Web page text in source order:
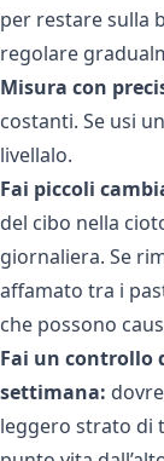
per restare sulla
regolare
Misura con
costanti. Se usi
livellalo.
Fai piccoli
del cibo nella
giornaliera. Se
affamato tra i
che possono
Fai un controllo
settimana:
leggero strato di